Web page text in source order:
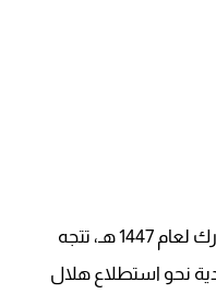
مع اقتراب نهاية شهر رمضان المبارك لعام 1447 هـ، تتجه
نحو استطلاع هلال